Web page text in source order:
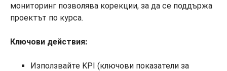
мониторинг позволява корекции, за да се поддържа
проектът по курса.
Ключови действия:
Използвайте KPI (ключови показатели за